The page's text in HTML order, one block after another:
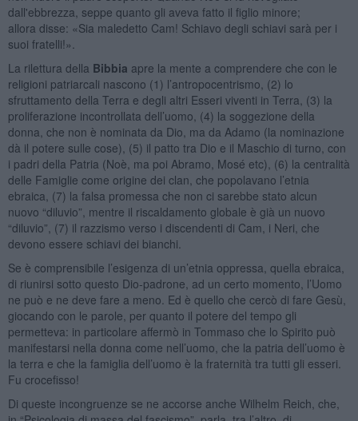
dall'ebbrezza, seppe quanto gli aveva fatto il figlio minore;
allora disse: «Sia maledetto Cam! Schiavo degli schiavi sarà per i
suoi fratelli!».
La rilettura della Bibbia apre la mente a comprendere che con le
religioni patriarcali nascono (1) l’antropocentrismo, (2) lo
sfruttamento della Terra e degli altri Esseri viventi in Terra, (3) la
proliferazione incontrollata dell’uomo, (4) la soggezione della
donna, che non è nominata da Dio, ma da Adamo (la nominazione
dà il potere sulle cose), (5) il patto tra Dio e il Maschio di turno, con
i padri della Patria (Noè, ma poi Abramo, Mosé etc), (6) la centralità
delle Famiglie come origine dei clan, che popolavano l’etnia
ebraica, (7) la falsa promessa che non ci sarebbe stato alcun
nuovo “diluvio”, mentre il riscaldamento globale è già un nuovo
“diluvio”, (7) il razzismo verso i discendenti di Cam, i Neri, che
devono essere schiavi dei bianchi.
Se è comprensibile l’esigenza di un’etnia oppressa, quella ebraica,
di riunirsi sotto questo Dio-padrone, ad un certo momento, l’Uomo
ne può e ne deve fare a meno. Ed è quello che cercò di fare Gesù,
giocando con le parole, per quanto il potere del tempo gli
permetteva: in particolare affermò in Tommaso che lo Spirito può
manifestarsi nella donna come nell’uomo, che la patria dell’uomo è
la terra e che la famiglia dell’uomo è la fraternità tra tutti gli esseri.
Fu crocefisso!
Di queste incongruenze se ne accorse anche Wilhelm Reich, che,